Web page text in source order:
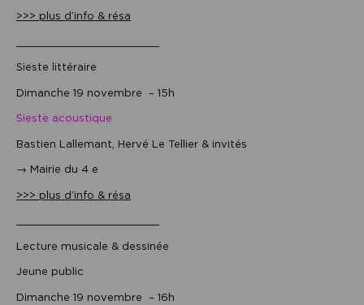
>>> plus d’info & résa
Sieste littéraire
Dimanche 19 novembre – 15h
Sieste acoustique
Bastien Lallemant, Hervé Le Tellier & invités
→ Mairie du 4 e
>>> plus d’info & résa
Lecture musicale & dessinée
Jeune public
Dimanche 19 novembre – 16h